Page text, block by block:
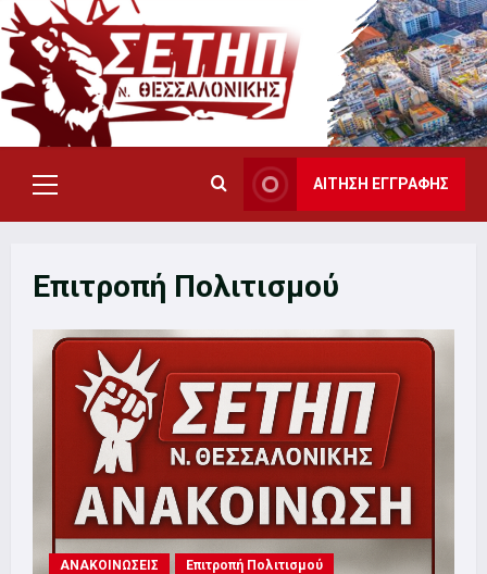
Skip
to
content
Primary
Menu
ΑΙΤΗΣΗ ΕΓΓΡΑΦΗΣ
Επιτροπή Πολιτισμού
ΑΝΑΚΟΙΝΩΣΕΙΣ
Επιτροπή Πολιτισμού